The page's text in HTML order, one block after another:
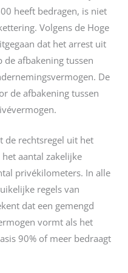
heeft bedragen, is niet
Volgens de Hoge
dat het arrest uit
afbakening tussen
De
de afbakening tussen
de rechtsregel uit het
aantal zakelijke
privékilometers. In alle
regels van
dat een gemengd
vormt als het
90% of meer bedraagt